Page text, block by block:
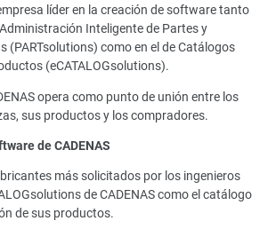
líder en la creación de software tanto
Inteligente de Partes y
(PARTsolutions) como en el de Catálogos
(eCATALOGsolutions).
opera como punto de unión entre los
sus productos y los compradores.
de CADENAS
más solicitados por los ingenieros
de CADENAS como el catálogo
de sus productos.